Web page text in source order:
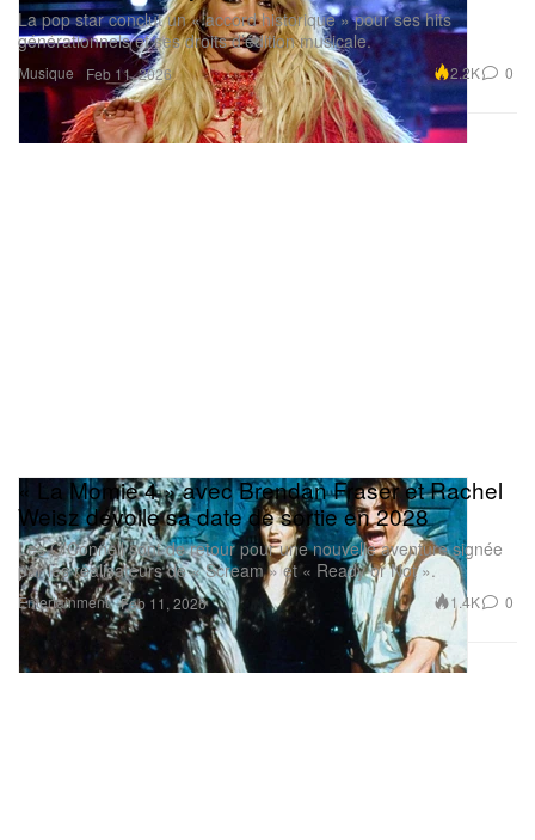
Musique
La pop star conclut un « accord historique » pour ses hits
générationnels et ses droits d’édition musicale.
Feb 11, 2026 2.2K 0
Entertainment
« La Momie 4 » avec Brendan Fraser et Rachel
Weisz dévoile sa date de sortie en 2028
Les O’Connell sont de retour pour une nouvelle aventure signée
par les réalisateurs de « Scream » et « Ready or Not ».
Feb 11, 2026 1.4K 0